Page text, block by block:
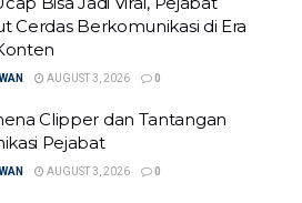
Cerdas Berkomunikasi di Era
AUGUST 3, 2026 0
Clipper dan Tantangan
Pejabat
AUGUST 3, 2026 0